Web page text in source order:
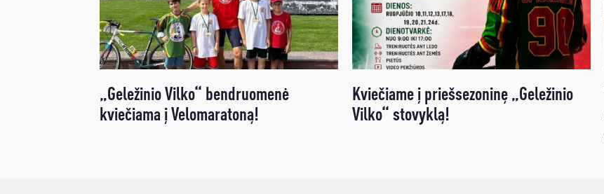
„Geležinio Vilko“ bendruomenė
kviečiama į Velomaratoną!
Kviečiame į priešsezoninę „Geležinio
Vilko“ stovyklą!